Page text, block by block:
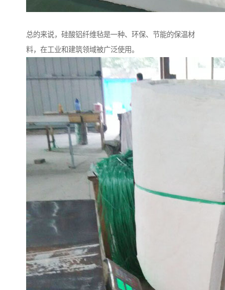
总的来说，硅酸铝纤维毡是一种、环保、节能的保温材
料，在工业和建筑领域被广泛使用。